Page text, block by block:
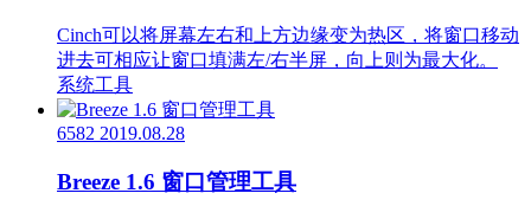
Cinch可以将屏幕左右和上方边缘变为热区，将窗口移动
进去可相应让窗口填满左/右半屏，向上则为最大化。
系统工具
6582 2019.08.28
Breeze 1.6 窗口管理工具